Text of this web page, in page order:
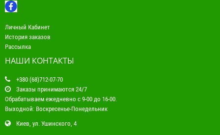
Личный Кабинет
История заказов
Рассылка
НАШИ КОНТАКТЫ
+380 (68)712-07-70
Заказы принимаются 24/7
Обрабатываем ежедневно с 9-00 до 16-00.
Выходной: Воскресенье-Понедельник
Киев, ул. Ушинского, 4